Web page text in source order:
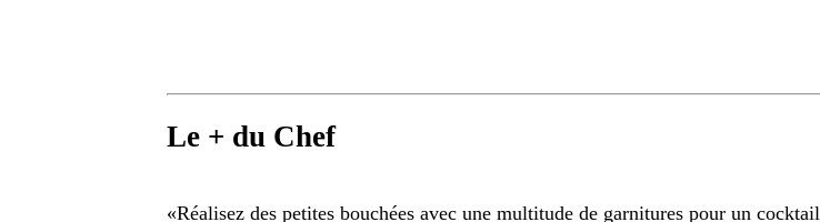
Le + du Chef
«Réalisez des petites bouchées avec une multitude de garnitures pour un cocktail